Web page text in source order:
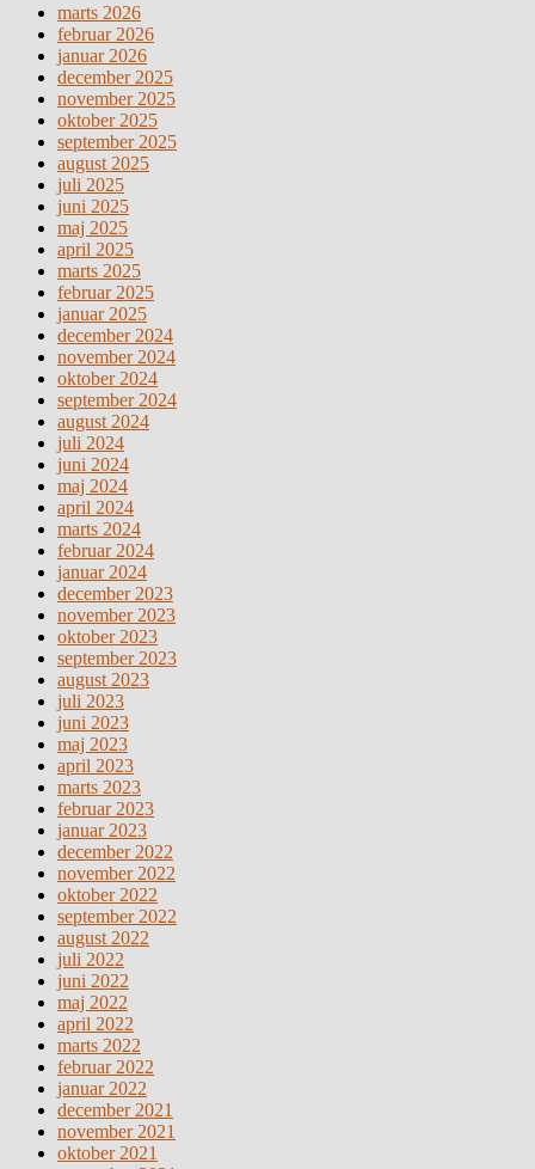
marts 2026
februar 2026
januar 2026
december 2025
november 2025
oktober 2025
september 2025
august 2025
juli 2025
juni 2025
maj 2025
april 2025
marts 2025
februar 2025
januar 2025
december 2024
november 2024
oktober 2024
september 2024
august 2024
juli 2024
juni 2024
maj 2024
april 2024
marts 2024
februar 2024
januar 2024
december 2023
november 2023
oktober 2023
september 2023
august 2023
juli 2023
juni 2023
maj 2023
april 2023
marts 2023
februar 2023
januar 2023
december 2022
november 2022
oktober 2022
september 2022
august 2022
juli 2022
juni 2022
maj 2022
april 2022
marts 2022
februar 2022
januar 2022
december 2021
november 2021
oktober 2021